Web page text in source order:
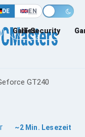
DE EN
Games
IT-Security
GT240
~2 Min. Lesezeit